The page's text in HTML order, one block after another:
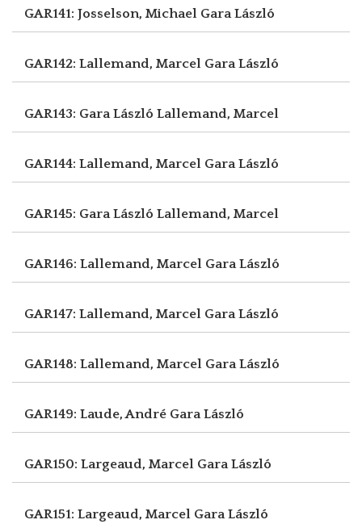
GAR141: Josselson, Michael Gara László
GAR142: Lallemand, Marcel Gara László
GAR143: Gara László Lallemand, Marcel
GAR144: Lallemand, Marcel Gara László
GAR145: Gara László Lallemand, Marcel
GAR146: Lallemand, Marcel Gara László
GAR147: Lallemand, Marcel Gara László
GAR148: Lallemand, Marcel Gara László
GAR149: Laude, André Gara László
GAR150: Largeaud, Marcel Gara László
GAR151: Largeaud, Marcel Gara László